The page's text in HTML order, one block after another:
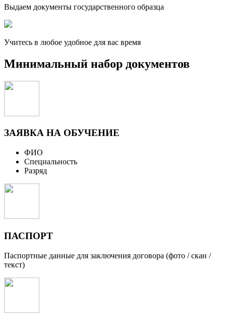
Выдаем документы государственного образца
Учитесь в любое удобное для вас время
Минимальный набор документов
ЗАЯВКА НА ОБУЧЕНИЕ
ФИО
Специальность
Разряд
ПАСПОРТ
Паспортные данные для заключения договора (фото / скан /
текст)